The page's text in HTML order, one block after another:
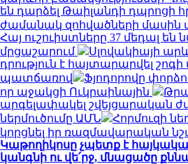
են դարձել Թաիլանդի դպրոցի
ժամանակ զոհվածների մասին
Հայ ուշուիստները 37 մեդալ են
մրցաշարում
Սլովակիայի
դրություն է հայտարարվել շոգի
պատճառով
Ֆյոդորովը
որ աջակցի Ուկրաինային
արգելափակել շվեյցարական
ներմուծումը ԱՄՆ
Հորմուզի
կորցնել իր ռազմավարական
Կաթողիկոսը չպետք է
կանգնի ու վե՛րջ, մնացածը